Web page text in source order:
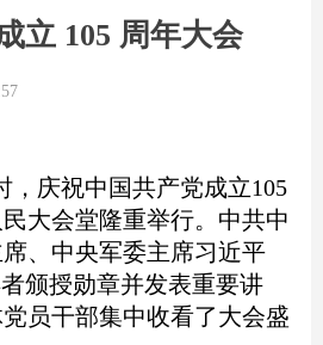
立 105 周年大会
，庆祝中国共产党成立105
大会堂隆重举行。中共中
、中央军委主席习近平
颁授勋章并发表重要讲
员干部集中收看了大会盛